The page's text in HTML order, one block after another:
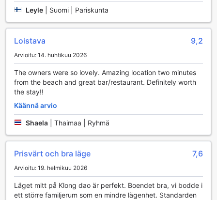
Lanta Cottage tarjoaa vierailleen monia käteviä palveluja,
jotka tekevät lomasta entistä miellyttävämmän. Hotellin
huoneissa on ilmainen Wi-Fi, joten voit pysyä yhteydessä
seikkailujasi Koh Lantalla. Lisäksi hotellissa on päivittäinen
siivouspalvelu, joka takaa, että huoneesi pysyy aina siistinä
ja viihtyisänä. Voit myös hyödyntää pyykinpesupalveluja,
kuten kuivapesua ja itsepalvelupesulaa, mikä tekee
vaatteiden hoidosta vaivatonta lomasi aikana.
Lanta Cottagessa on myös monia muita käytännöllisiä
palveluja, kuten matkatavaroiden säilytys ja nopea sisään-
lähtöäsi. Hotellin concierge-palvelu on valmis auttamaan
jotta voit nauttia lomastasi täysillä. Lisäksi voit rentoutua
eristetyllä tupakointialueella tai vierailla hotellin executive
loungessa, joka tarjoaa rauhallisen ympäristön
rentoutumiseen. Lanta Cottagen convenience store on
täydellinen paikka, josta voit hankkia matkatarvikkeita tai
herkkuja, jotta voit nauttia lomastasi vaivattomasti.
Leyle Suomi | Pariskunta
Loistava 9,2
Arvioitu: 14. huhtikuu 2026
The owners were so lovely. Amazing location two minutes
from the beach and great bar/restaurant. Definitely worth
the stay!!
Käännä arvio
Shaela Thaimaa | Ryhmä
Prisvärt och bra läge 7,6
Arvioitu: 19. helmikuu 2026
Läget mitt på Klong dao är perfekt. Boendet bra, vi bodde i
ett större familjerum som en mindre lägenhet. Standarden